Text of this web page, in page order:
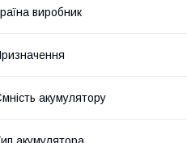
виробник
акумулятору
акумулятора